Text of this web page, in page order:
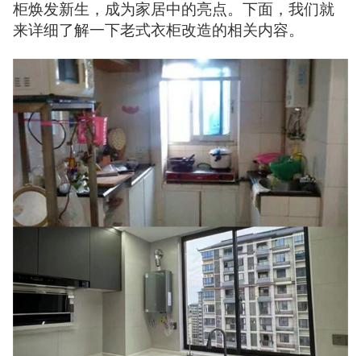
柜焕发新生，成为家居中的亮点。下面，我们就
来详细了解一下老式衣柜改造的相关内容。